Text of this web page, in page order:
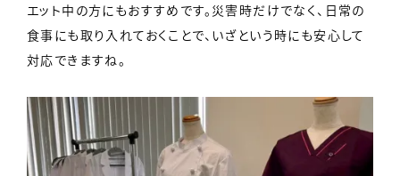
エット中の方にもおすすめです。災害時だけでなく、日常の
食事にも取り入れておくことで、いざという時にも安心して
対応できますね。